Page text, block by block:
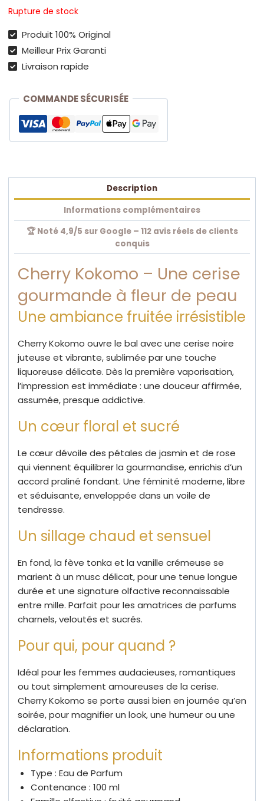
Rupture de stock
Produit 100% Original
Meilleur Prix Garanti
Livraison rapide
COMMANDE SÉCURISÉE
Description
Informations complémentaires
🏆 Noté 4,9/5 sur Google – 112 avis réels de clients
conquis
Cherry Kokomo – Une cerise
gourmande à fleur de peau
Une ambiance fruitée irrésistible
Cherry Kokomo ouvre le bal avec une cerise noire
juteuse et vibrante, sublimée par une touche
liquoreuse délicate. Dès la première vaporisation,
l’impression est immédiate : une douceur affirmée,
assumée, presque addictive.
Un cœur floral et sucré
Le cœur dévoile des pétales de jasmin et de rose
qui viennent équilibrer la gourmandise, enrichis d’un
accord praliné fondant. Une féminité moderne, libre
et séduisante, enveloppée dans un voile de
tendresse.
Un sillage chaud et sensuel
En fond, la fève tonka et la vanille crémeuse se
marient à un musc délicat, pour une tenue longue
durée et une signature olfactive reconnaissable
entre mille. Parfait pour les amatrices de parfums
charnels, veloutés et sucrés.
Pour qui, pour quand ?
Idéal pour les femmes audacieuses, romantiques
ou tout simplement amoureuses de la cerise.
Cherry Kokomo se porte aussi bien en journée qu’en
soirée, pour magnifier un look, une humeur ou une
déclaration.
Informations produit
Type : Eau de Parfum
Contenance : 100 ml